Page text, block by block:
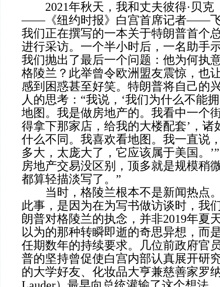
2021年秋天，我和丈夫彼得·贝克
——《纽约时报》白宫首席记者——飞
我们正在撰写的一本关于特朗普首个
进行采访。一个半小时后，一名助手
我们抛出了最后一个问题：他为何执
格陵兰？此举曾令欧洲盟友震惊，也
感到困惑甚至好笑。特朗普将自己的
人的思考：“我说，‘我们为什么不能
地图。我是做房地产的。我看中一个
得拿下那家店，给我的大楼配套’，诸
什么不同。我喜欢看地图。我一直说
多大，太庞大了，它应该属于美国。
房地产交易没区别，顶多就是规模稍
都算轻描淡写了。”
当时，格陵兰根本不是新闻热点
此事，是因为在为写书做访谈时，我
朗普对格陵兰的执念，并非2019年夏
以为的那种转瞬即逝的奇思异想，而
任期数年的持续要求。几位前政府官
普的坚持曾促使白宫内部认真展开研
的大学好友、化妆品大亨兼慈善家罗